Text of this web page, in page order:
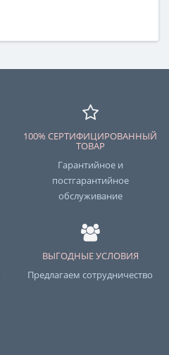
100% СЕРТИФИЦИРОВАННЫЙ
ТОВАР
Гарантийное и
постгарантийное
обслуживание
ВЫГОДНЫЕ УСЛОВИЯ
Предлагаем сотрудничество